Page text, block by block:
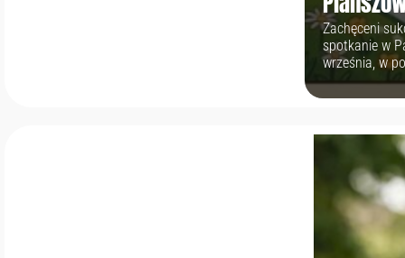
Zachęceni
spotkanie w
września, w
planszówki,
kawałek